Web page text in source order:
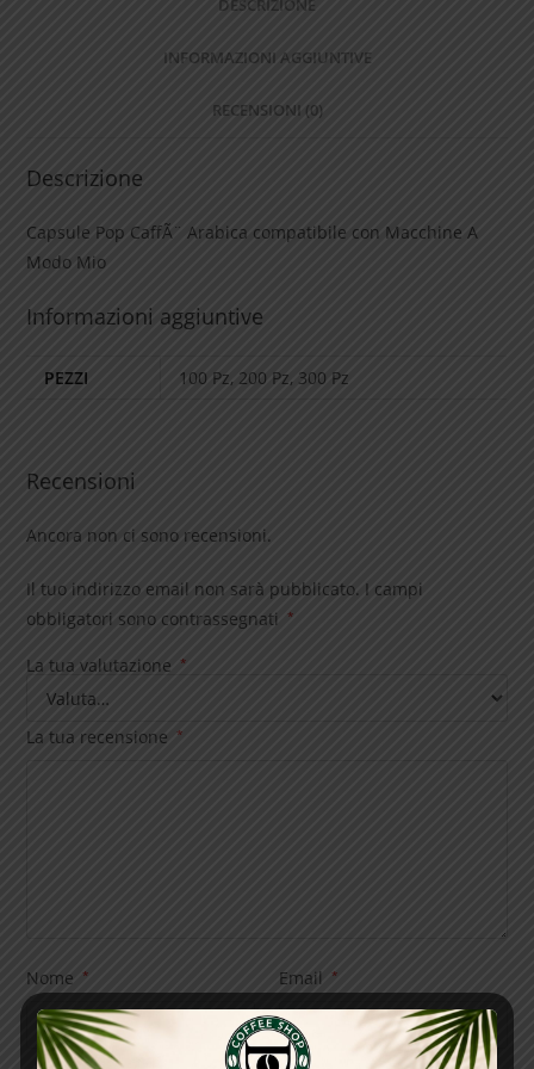
DESCRIZIONE
INFORMAZIONI AGGIUNTIVE
RECENSIONI (0)
Descrizione
Capsule Pop CaffÃ¨ Arabica compatibile con Macchine A
Modo Mio
Informazioni aggiuntive
PEZZI 100 Pz, 200 Pz, 300 Pz
Recensioni
Ancora non ci sono recensioni.
Il tuo indirizzo email non sarà pubblicato. I campi
obbligatori sono contrassegnati
*
La tua valutazione *
La tua recensione *
Nome * Email *